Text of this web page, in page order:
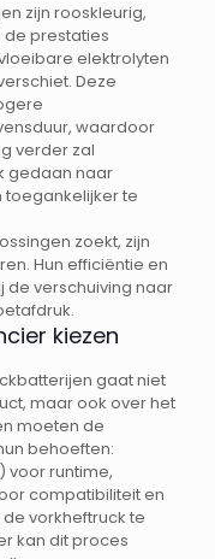
zijn rooskleurig,
de prestaties
elektrolyten
Deze
waardoor
verder zal
gedaan naar
te
zoekt, zijn
Hun efficiëntie en
de verschuiving naar
kiezen
gaat niet
maar ook over het
moeten de
behoeften:
runtime,
compatibiliteit en
vorkheftruck te
kan dit proces